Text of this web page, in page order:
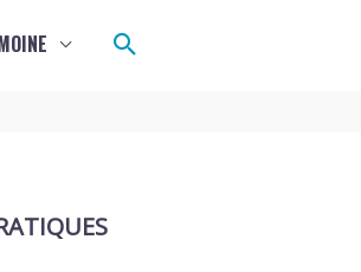
Rechercher